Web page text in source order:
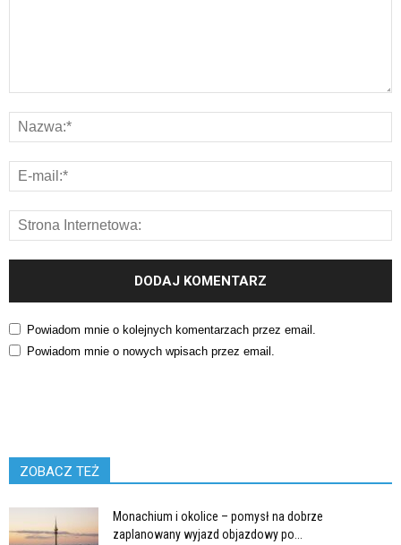
Powiadom mnie o kolejnych komentarzach przez email.
Powiadom mnie o nowych wpisach przez email.
ZOBACZ TEŻ
Monachium i okolice – pomysł na dobrze
zaplanowany wyjazd objazdowy po...